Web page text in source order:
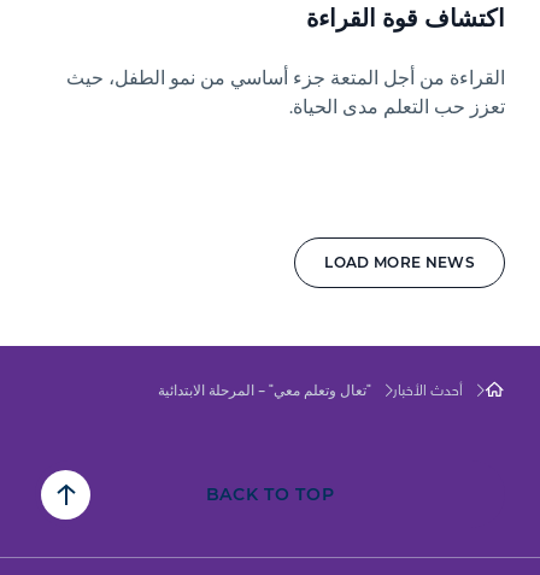
LOAD MORE NEWS
اكتشاف قوة القراءة
القراءة من أجل المتعة جزء أساسي من نمو الطفل، حيث
تعزز حب التعلم مدى الحياة.
أحدث الأخبار "تعال وتعلم معي" - المرحلة الابتدائية
BACK TO TOP